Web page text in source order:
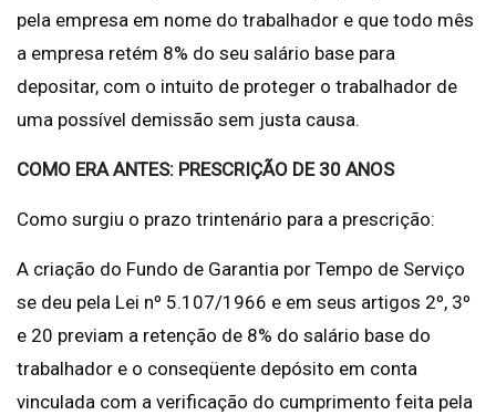
pela empresa em nome do trabalhador e que todo mês
a empresa retém 8% do seu salário base para
depositar, com o intuito de proteger o trabalhador de
uma possível demissão sem justa causa.
COMO ERA ANTES: PRESCRIÇÃO DE 30 ANOS
Como surgiu o prazo trintenário para a prescrição:
A criação do Fundo de Garantia por Tempo de Serviço
se deu pela Lei nº 5.107/1966 e em seus artigos 2º, 3º
e 20 previam a retenção de 8% do salário base do
trabalhador e o conseqüente depósito em conta
vinculada com a verificação do cumprimento feita pela